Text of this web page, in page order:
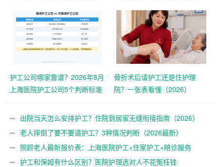
护工公司哪家靠谱？2026年8月
上海医院护工公司5个判断标准
骨折术后请护工还是住护理
院？一张表看懂（2026）
出院当天怎么安排护工？住院到居家无缝衔接指南（2026）
老人摔倒了要不要请护工？3种情况判断（2026最新）
照顾老人最新报价表：上海医院护工+住家护工+陪诊服务
（2026年7月更新）
护工和保姆有什么区别？医院护理选对人不花冤枉钱